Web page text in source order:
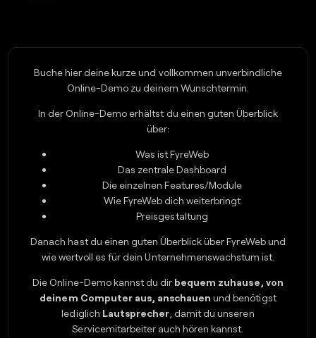
Buche hier deine kurze und vollkommen unverbindliche
Online-Demo zu deinem Wunschtermin.
In der Online-Demo erhältst du einen guten Überblick
über:
Was ist FyreWeb
Das zentrale Dashboard
Die einzelnen Features/Module
Wie FyreWeb dich weiterbringt
Preisgestaltung
Danach hast du einen guten Überblick über FyreWeb und
wie wertvoll es für dein Unternehmenswachstum ist.
Die Online-Demo kannst du dir bequem zuhause, von
deinem Computer aus, anschauen und benötigst
lediglich Lautsprecher , damit du unseren
Servicemitarbeiter auch hören kannst.